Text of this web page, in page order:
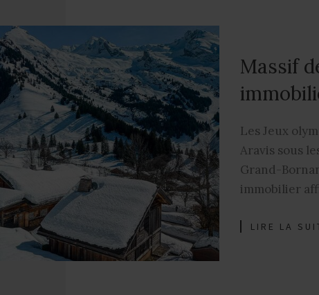
Massif
Les Jeux
Aravis sous
Grand-
immobilier
LIRE LA